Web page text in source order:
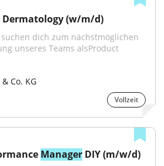
Dermatology (w/m/d)
dich zum nächstmöglichen
Co. KG
Vollzeit
Manager DIY (m/w/d)